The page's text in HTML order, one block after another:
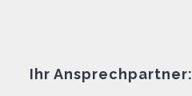
Ihr Ansprechpartner: